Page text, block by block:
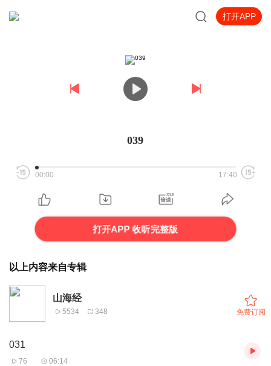
打开APP
039
00:00 17:40
打开APP 收听完整版
以上内容来自专辑
山海经
5534 348 免费订阅
031
76 06:14